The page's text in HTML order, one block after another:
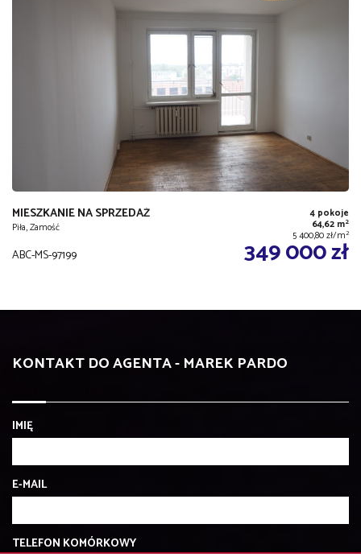
MIESZKANIE NA SPRZEDAŻ
Piła, Zamość
4 pokoje
64,62 m2
5 400,80 zł/m2
ABC-MS-97199 349 000 zł
KONTAKT DO AGENTA - MAREK PARDO
IMIĘ
E-MAIL
TELEFON KOMÓRKOWY